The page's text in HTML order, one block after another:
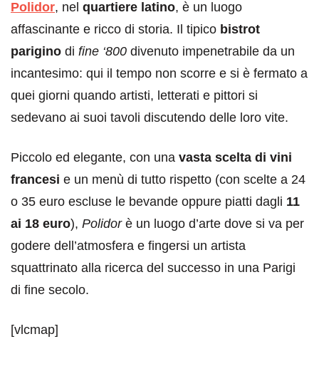
Polidor, nel quartiere latino, è un luogo
affascinante e ricco di storia. Il tipico bistrot
parigino di fine ‘800 divenuto impenetrabile da un
incantesimo: qui il tempo non scorre e si è fermato a
quei giorni quando artisti, letterati e pittori si
sedevano ai suoi tavoli discutendo delle loro vite.
Piccolo ed elegante, con una vasta scelta di vini
francesi e un menù di tutto rispetto (con scelte a 24
o 35 euro escluse le bevande oppure piatti dagli 11
ai 18 euro), Polidorè un luogo d’arte dove si va per
godere dell’atmosfera e fingersi un artista
squattrinato alla ricerca del successo in una Parigi
di fine secolo.
[vlcmap]